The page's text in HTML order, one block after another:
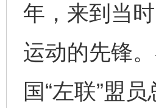
年，来到当
运动的先锋
国“左联”盟